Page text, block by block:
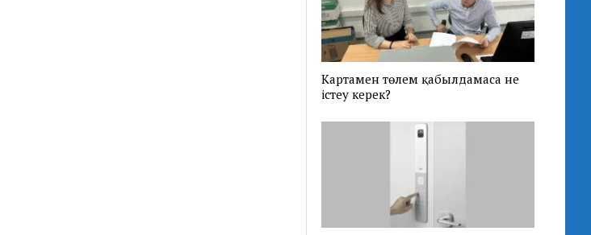
Картамен төлем қабылдамаса не
істеу керек?